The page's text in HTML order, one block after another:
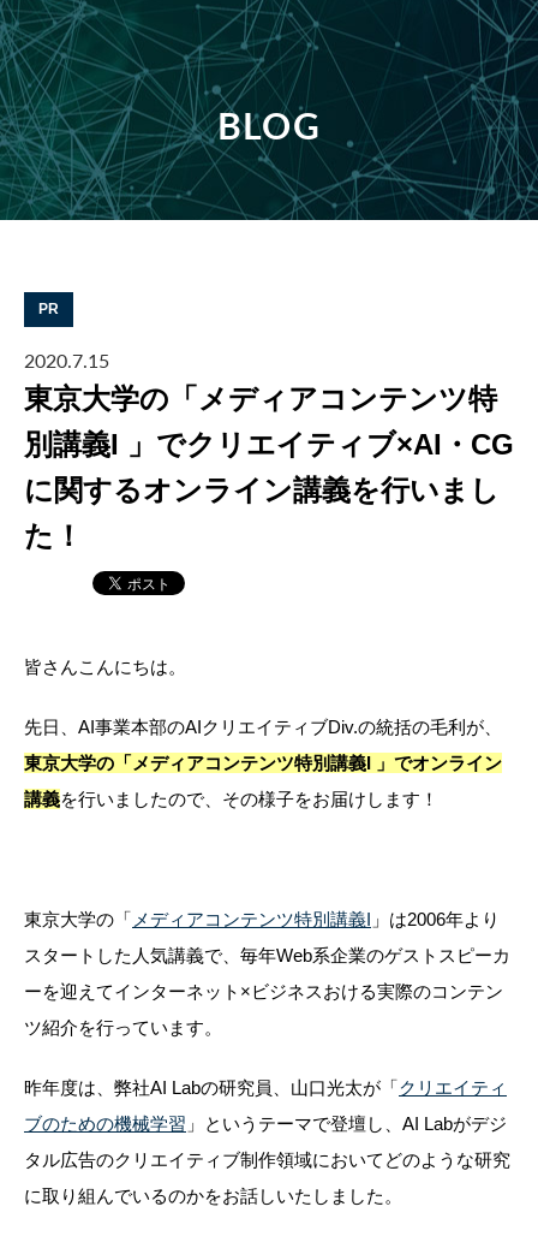
BLOG
PR
2020.7.15
東京大学の「メディアコンテンツ特
別講義I 」でクリエイティブ×AI・CG
に関するオンライン講義を行いまし
た！
皆さんこんにちは。
先日、AI事業本部のAIクリエイティブDiv.の統括の毛利 が、
東京大学の「 メディアコンテンツ特別講義I 」でオンライン
講義を行いましたので、その様子をお届けします！
東京大学の「 メディアコンテンツ特別講義I 」は2006年より
スタートした人気講義で、毎年Web系企業のゲストスピーカ
ーを迎えてインターネット×ビジネスおける実際のコンテン
ツ紹介を行っています。
昨年度は、弊社AI Labの研究員、山口光太が「クリエイティ
ブのための機械学習 」というテーマで登壇し、AI Labがデジ
タル広告のクリエイティブ制作領域においてどのような研究
に取り組んでいるのかをお話しいたしました。